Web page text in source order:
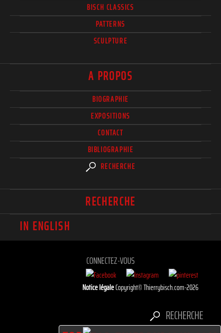
BISCH CLASSICS
PATTERNS
SCULPTURE
A PROPOS
BIOGRAPHIE
EXPOSITIONS
CONTACT
BIBLIOGRAPHIE
RECHERCHE
RECHERCHE
IN ENGLISH
CONNECTEZ-VOUS
Notice légaleCopyright© Thierrybisch.com-2026
RECHERCHE